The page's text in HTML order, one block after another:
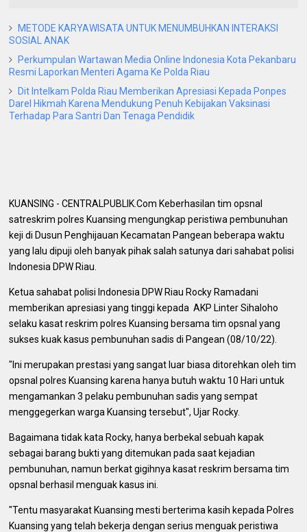
METODE KARYAWISATA UNTUK MENUMBUHKAN INTERAKSI
SOSIAL ANAK
Perkumpulan Wartawan Media Online Indonesia Kota Pekanbaru
Resmi Laporkan Menteri Agama Ke Polda Riau
Dit Intelkam Polda Riau Memberikan Apresiasi Kepada Ponpes
Darel Hikmah Karena Mendukung Penuh Kebijakan Vaksinasi
Terhadap Para Santri Dan Tenaga Pendidik
KUANSING - CENTRALPUBLIK.Com Keberhasilan tim opsnal
satreskrim polres Kuansing mengungkap peristiwa pembunuhan
keji di Dusun Penghijauan Kecamatan Pangean beberapa waktu
yang lalu dipuji oleh banyak pihak salah satunya dari sahabat polisi
Indonesia DPW Riau.
Ketua sahabat polisi Indonesia DPW Riau Rocky Ramadani
memberikan apresiasi yang tinggi kepada AKP Linter Sihaloho
selaku kasat reskrim polres Kuansing bersama tim opsnal yang
sukses kuak kasus pembunuhan sadis di Pangean (08/10/22).
"Ini merupakan prestasi yang sangat luar biasa ditorehkan oleh tim
opsnal polres Kuansing karena hanya butuh waktu 10 Hari untuk
mengamankan 3 pelaku pembunuhan sadis yang sempat
menggegerkan warga Kuansing tersebut", Ujar Rocky.
Bagaimana tidak kata Rocky, hanya berbekal sebuah kapak
sebagai barang bukti yang ditemukan pada saat kejadian
pembunuhan, namun berkat gigihnya kasat reskrim bersama tim
opsnal berhasil menguak kasus ini.
"Tentu masyarakat Kuansing mesti berterima kasih kepada Polres
Kuansing yang telah bekerja dengan serius menguak peristiwa